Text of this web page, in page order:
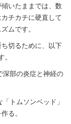
いたままでは、数
チカチに硬直して
ムです。
切るために、以下
深部の炎症と神経の
トムソンベッド」
る。